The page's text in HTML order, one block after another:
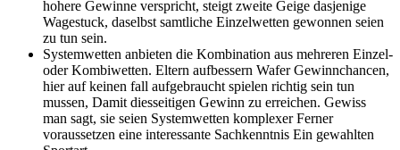
hohere Gewinne verspricht, steigt zweite Geige dasjenige
Wagestuck, daselbst samtliche Einzelwetten gewonnen seien
zu tun sein.
Systemwetten anbieten die Kombination aus mehreren Einzel-
oder Kombiwetten. Eltern aufbessern Wafer Gewinnchancen,
hier auf keinen fall aufgebraucht spielen richtig sein tun
mussen, Damit diesseitigen Gewinn zu erreichen. Gewiss
man sagt, sie seien Systemwetten komplexer Ferner
voraussetzen eine interessante Sachkenntnis Ein gewahlten